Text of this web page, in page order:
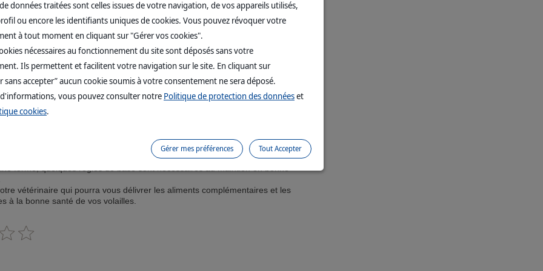
en bonne santé, nettoyez souvent le poulailler et changez la litière
moins une fois par semaine.
ménagers, qui ne cessent d’augmenter, est un problème qui nous
permet nettement de
consommer près de 150 kg par an !
un beau poulailler bien fonctionnel dans le jardin, et d’aller choisir
qui feront la joie des petits et des grands !
forme, quelques règles de base sont nécessaires au maintien en bonne
vétérinaire qui pourra vous délivrer les aliments complémentaires et les
à la bonne santé de vos volailles.
données traitées sont celles issues de votre navigation, de vos appareils utilisés,
ou encore les identifiants uniques de cookies. Vous pouvez révoquer votre
à tout moment en cliquant sur "Gérer vos cookies".
nécessaires au fonctionnement du site sont déposés sans votre
Ils permettent et facilitent votre navigation sur le site. En cliquant sur
sans accepter” aucun cookie soumis à votre consentement ne sera déposé.
vous pouvez consulter notre Politique de protection des donnéeset
cookies.
Tout Accepter
Gérer mes préférences